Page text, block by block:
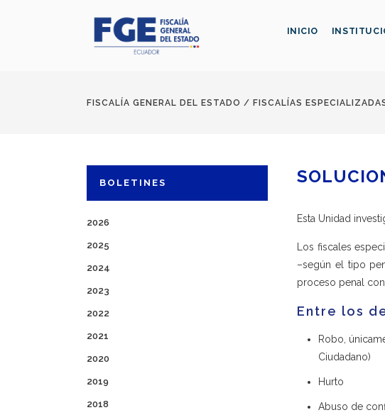
INICIO
FISCALÍA GENERAL DEL ESTADO / FISCALÍAS
BOLETINES
2026
2025
2024
2023
2022
2021
2020
2019
2018
Esta Unidad
Los fiscales
–según el tipo
proceso penal
Entre los
Robo,
Ciudadano)
Hurto
Abuso de